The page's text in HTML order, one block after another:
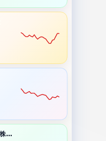
ソフトバンクグループ株式会社